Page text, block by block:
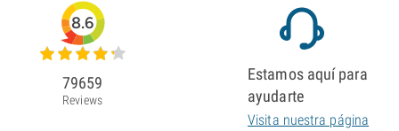
8.6
79659
Reviews
Estamos aquí para
ayudarte
Visita nuestra página